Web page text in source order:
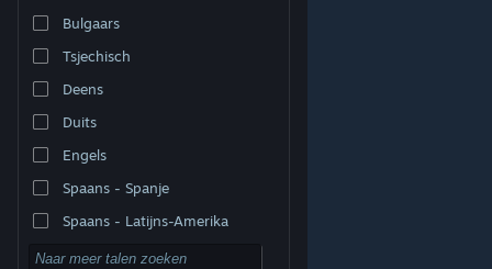
Bulgaars
Tsjechisch
Deens
Duits
Engels
Spaans - Spanje
Spaans - Latijns-Amerika